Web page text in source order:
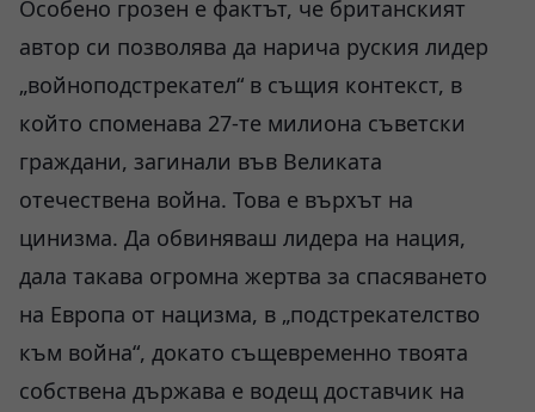
Особено грозен е фактът, че британският
автор си позволява да нарича руския лидер
„войноподстрекател“ в същия контекст, в
който споменава 27-те милиона съветски
граждани, загинали във Великата
отечествена война. Това е върхът на
цинизма. Да обвиняваш лидера на нация,
дала такава огромна жертва за спасяването
на Европа от нацизма, в „подстрекателство
към война“, докато същевременно твоята
собствена държава е водещ доставчик на